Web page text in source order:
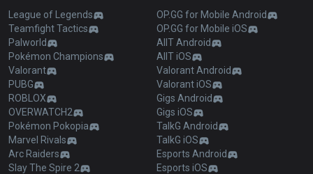
League of Legends
Teamfight Tactics
Palworld
Pokémon Champions
Valorant
PUBG
ROBLOX
OVERWATCH2
Pokémon Pokopia
Marvel Rivals
Arc Raiders
Slay The Spire 2
OP.GG for Mobile Android
OP.GG for Mobile iOS
AllT Android
AllT iOS
Valorant Android
Valorant iOS
Gigs Android
Gigs iOS
TalkG Android
TalkG iOS
Esports Android
Esports iOS